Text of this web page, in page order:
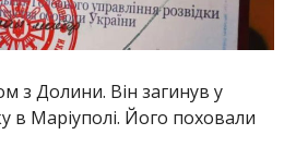
з Долини. Він загинув у
в Маріуполі. Його поховали